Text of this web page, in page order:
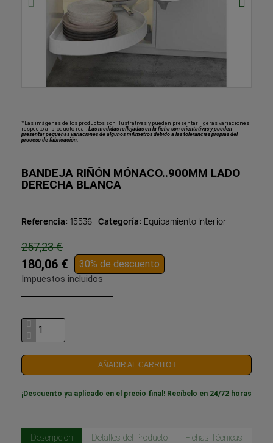
*Las imágenes de los productos son ilustrativas y pueden presentar ligeras variaciones
respecto al producto real. Las medidas reflejadas en la ficha son orientativas y pueden
presentar pequeñas variaciones de algunos milímetros debido a las tolerancias propias del
proceso de fabricación.
BANDEJA RIÑÓN MÓNACO..900MM LADO
DERECHA BLANCA
Referencia 15536 Categoría Equipamiento Interior
257,23 €
180,06 € 30% de descuento
Impuestos incluidos
AÑADIR AL CARRITO
¡Descuento ya aplicado en el precio final! Recíbelo en 24/72 horas
Descripción Detalles del Producto Fichas Técnicas